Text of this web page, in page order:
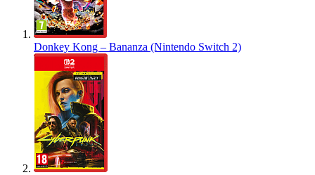
Donkey Kong – Bananza (Nintendo Switch 2)